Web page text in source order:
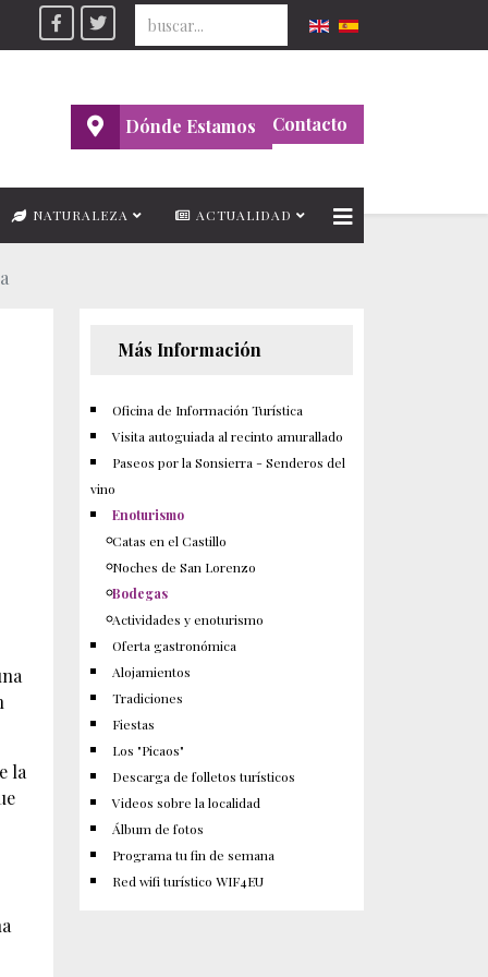
Seleccione su idioma
Dónde Estamos Contacto
NATURALEZA ACTUALIDAD
la
Más Información
Oficina de Información Turística
Visita autoguiada al recinto amurallado
Paseos por la Sonsierra - Senderos del
vino
Enoturismo
Catas en el Castillo
Noches de San Lorenzo
Bodegas
Actividades y enoturismo
Oferta gastronómica
Alojamientos
Tradiciones
Fiestas
Los "Picaos"
Descarga de folletos turísticos
Videos sobre la localidad
Álbum de fotos
Programa tu fin de semana
Red wifi turístico WIF4EU